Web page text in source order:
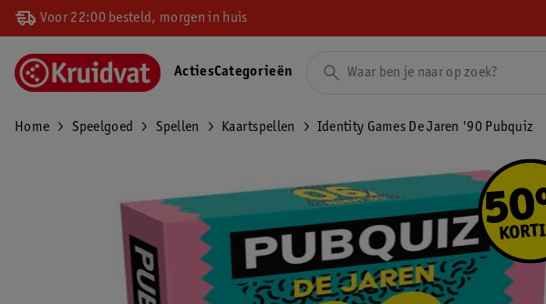
Voor 22:00 besteld, morgen in huis
ActiesCategorieën
Home Speelgoed Spellen Kaartspellen Identity Games De Jaren '90 Pubquiz